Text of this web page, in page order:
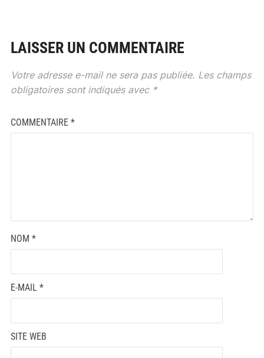
LAISSER UN COMMENTAIRE
Votre adresse e-mail ne sera pas publiée. Les champs
obligatoires sont indiqués avec *
COMMENTAIRE *
NOM *
E-MAIL *
SITE WEB